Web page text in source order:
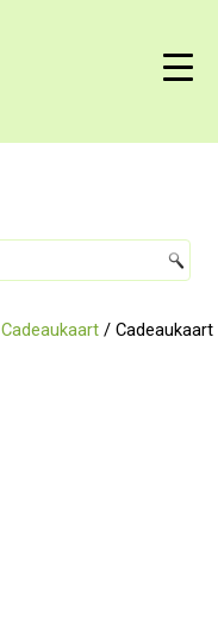
Cadeaukaart/ Cadeaukaart